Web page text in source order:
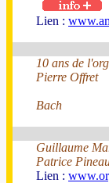
Lien :
10 ans de
Pierre Offret
Bach
Guillaume
Patrice
Lien :